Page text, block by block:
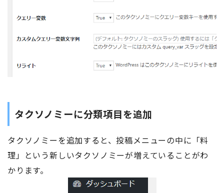
タクソノミーに分類項目を追加
タクソノミーを追加すると、投稿メニューの中に「料
理」という新しいタクソノミーが増えていることがわ
かります。